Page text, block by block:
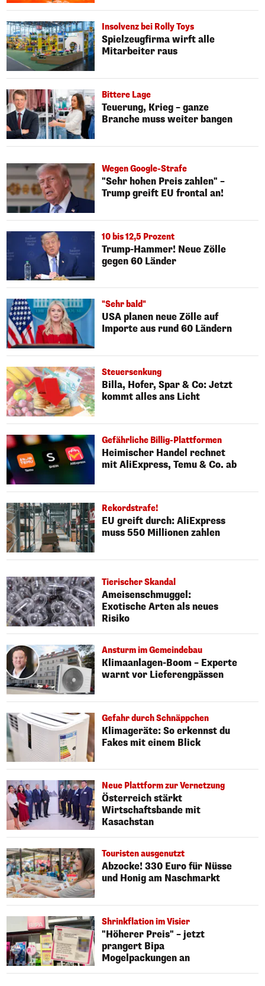
Insolvenz bei Rolly Toys
Spielzeugfirma wirft alle
Mitarbeiter raus
Bittere Lage
Teuerung, Krieg – ganze
Branche muss weiter bangen
Wegen Google-Strafe
"Sehr hohen Preis zahlen" –
Trump greift EU frontal an!
10 bis 12,5 Prozent
Trump-Hammer! Neue Zölle
gegen 60 Länder
"Sehr bald"
USA planen neue Zölle auf
Importe aus rund 60 Ländern
Steuersenkung
Billa, Hofer, Spar & Co: Jetzt
kommt alles ans Licht
Gefährliche Billig-Plattformen
Heimischer Handel rechnet
mit AliExpress, Temu & Co. ab
Rekordstrafe!
EU greift durch: AliExpress
muss 550 Millionen zahlen
Tierischer Skandal
Ameisenschmuggel:
Exotische Arten als neues
Risiko
Ansturm im Gemeindebau
Klimaanlagen-Boom – Experte
warnt vor Lieferengpässen
Gefahr durch Schnäppchen
Klimageräte: So erkennst du
Fakes mit einem Blick
Neue Plattform zur Vernetzung
Österreich stärkt
Wirtschaftsbande mit
Kasachstan
Touristen ausgenutzt
Abzocke! 330 Euro für Nüsse
und Honig am Naschmarkt
Shrinkflation im Visier
"Höherer Preis" – jetzt
prangert Bipa
Mogelpackungen an